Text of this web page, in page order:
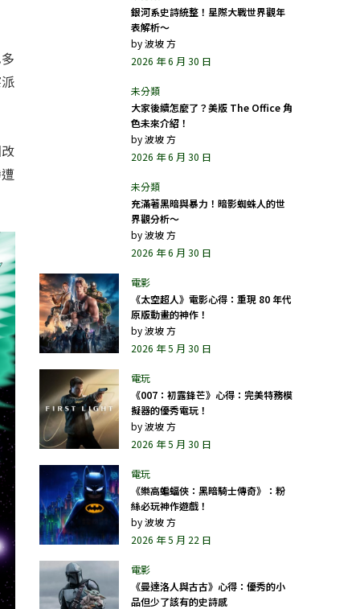
銀河系史詩統整！星際大戰世界觀年
表解析～
by波坡 方
2026 年 6 月 30 日
大家後續怎麼了？美版 The Office 角
色未來介紹！
by波坡 方
2026 年 6 月 30 日
充滿著黑暗與暴力！暗影蜘蛛人的世
界觀分析～
by波坡 方
2026 年 6 月 30 日
《太空超人》電影心得：重現 80 年代
原版動畫的神作！
by波坡 方
2026 年 5 月 30 日
《007：初露鋒芒》心得：完美特務模
擬器的優秀電玩！
by波坡 方
2026 年 5 月 30 日
《樂高蝙蝠俠：黑暗騎士傳奇》：粉
絲必玩神作遊戲！
by波坡 方
2026 年 5 月 22 日
《曼達洛人與古古》心得：優秀的小
品但少了該有的史詩感